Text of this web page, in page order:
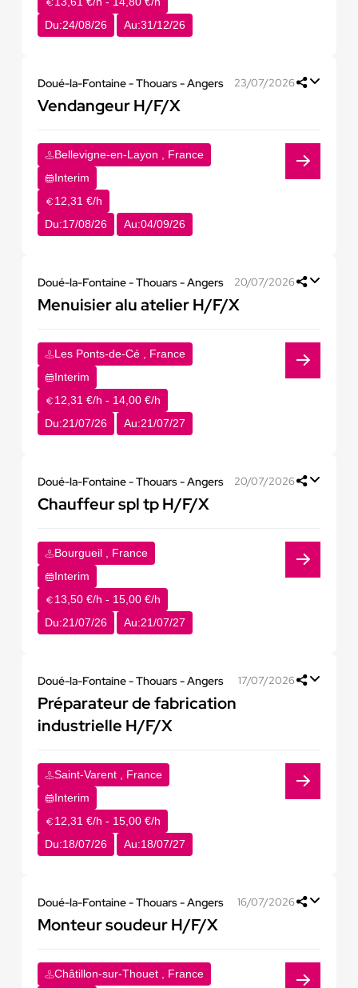
Du:24/08/26 Au:31/12/26
Doué-la-Fontaine - Thouars - Angers 23/07/2026
Vendangeur H/F/X
Bellevigne-en-Layon , France
Interim
12,31 €/h
Du:17/08/26 Au:04/09/26
Doué-la-Fontaine - Thouars - Angers 20/07/2026
Menuisier alu atelier H/F/X
Les Ponts-de-Cé , France
Interim
12,31 €/h - 14,00 €/h
Du:21/07/26 Au:21/07/27
Doué-la-Fontaine - Thouars - Angers 20/07/2026
Chauffeur spl tp H/F/X
Bourgueil , France
Interim
13,50 €/h - 15,00 €/h
Du:21/07/26 Au:21/07/27
Doué-la-Fontaine - Thouars - Angers 17/07/2026
Préparateur de fabrication
industrielle H/F/X
Saint-Varent , France
Interim
12,31 €/h - 15,00 €/h
Du:18/07/26 Au:18/07/27
Doué-la-Fontaine - Thouars - Angers 16/07/2026
Monteur soudeur H/F/X
Châtillon-sur-Thouet , France